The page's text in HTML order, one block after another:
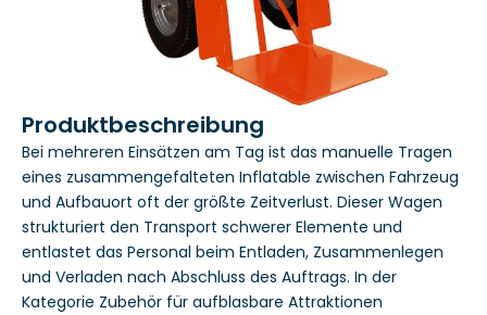
Produktbeschreibung
Bei mehreren Einsätzen am Tag ist das manuelle Tragen
eines zusammengefalteten Inflatable zwischen Fahrzeug
und Aufbauort oft der größte Zeitverlust. Dieser Wagen
strukturiert den Transport schwerer Elemente und
entlastet das Personal beim Entladen, Zusammenlegen
und Verladen nach Abschluss des Auftrags. In der
Kategorie Zubehör für aufblasbare Attraktionen